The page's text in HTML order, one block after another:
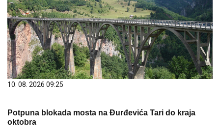
10. 08. 2026 09:25
Potpuna blokada mosta na Đurđevića Tari do kraja
oktobra